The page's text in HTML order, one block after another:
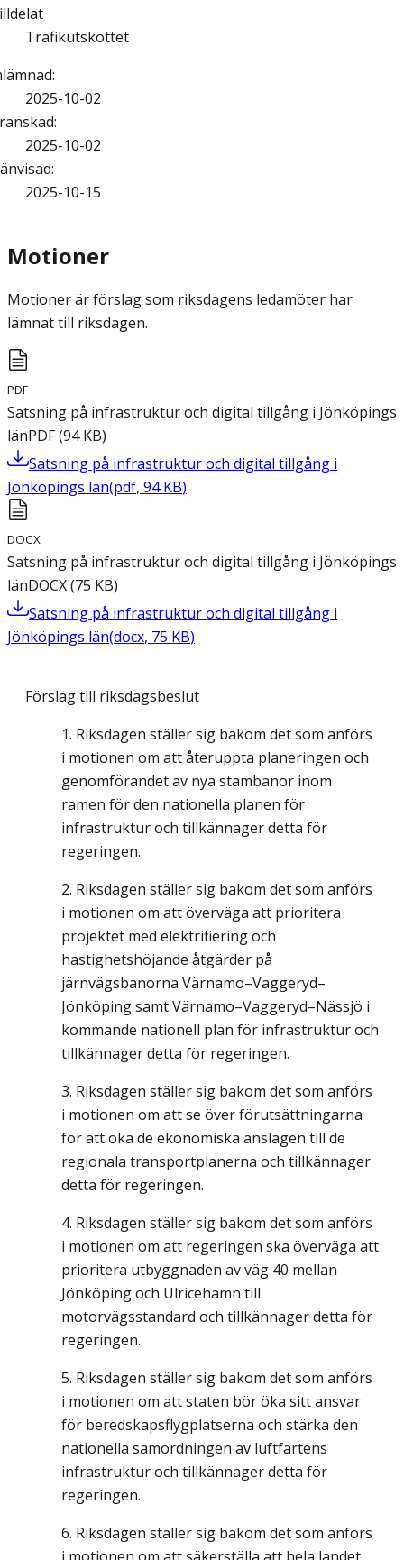
Trafikutskottet
:
2025-10-02
:
2025-10-02
:
2025-10-15
Motioner
Motioner är förslag som riksdagens ledamöter har
lämnat till riksdagen.
PDF
Satsning på infrastruktur och digital tillgång i Jönköpings
länPDF(94 KB)
Satsning på infrastruktur och digital tillgång i
Jönköpings län(pdf, 94 KB)
DOCX
Satsning på infrastruktur och digital tillgång i Jönköpings
länDOCX(75 KB)
Satsning på infrastruktur och digital tillgång i
Jönköpings län(docx, 75 KB)
Förslag till riksdagsbeslut
Riksdagen ställer sig bakom det som anförs
i motionen om att återuppta planeringen och
genomförandet av nya stambanor inom
ramen för den nationella planen för
infrastruktur och tillkännager detta för
regeringen.
Riksdagen ställer sig bakom det som anförs
i motionen om att överväga att prioritera
projektet med elektrifiering och
hastighetshöjande åtgärder på
järnvägsbanorna Värnamo–Vaggeryd–
Jönköping samt Värnamo–Vaggeryd–Nässjö i
kommande nationell plan för infrastruktur och
tillkännager detta för regeringen.
Riksdagen ställer sig bakom det som anförs
i motionen om att se över förutsättningarna
för att öka de ekonomiska anslagen till de
regionala transportplanerna och tillkännager
detta för regeringen.
Riksdagen ställer sig bakom det som anförs
i motionen om att regeringen ska överväga att
prioritera utbyggnaden av väg 40 mellan
Jönköping och Ulricehamn till
motorvägsstandard och tillkännager detta för
regeringen.
Riksdagen ställer sig bakom det som anförs
i motionen om att staten bör öka sitt ansvar
för beredskapsflygplatserna och stärka den
nationella samordningen av luftfartens
infrastruktur och tillkännager detta för
regeringen.
Riksdagen ställer sig bakom det som anförs